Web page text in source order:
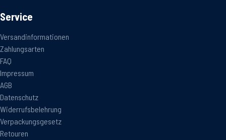
Service
Versandinformationen
Zahlungsarten
FAQ
Impressum
AGB
Datenschutz
Widerrufsbelehrung
Verpackungsgesetz
Retouren